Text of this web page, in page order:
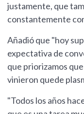
justamente, que
constantemente
Añadió que "hoy
expectativa de
que priorizamos
vinieron quede
"Todos los años